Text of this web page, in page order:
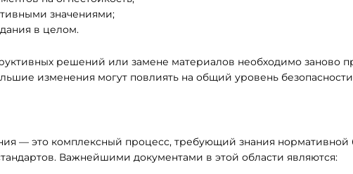
значениями;
в целом.
решений или замене материалов необходимо заново
изменения могут повлиять на общий уровень
— это комплексный процесс, требующий знания нормативной
Важнейшими документами в этой области являются: